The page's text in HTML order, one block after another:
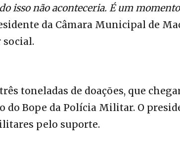
isso não aconteceria. É um
da Câmara Municipal de
social.
toneladas de doações, que
do Bope da Polícia Militar. O
pelo suporte.